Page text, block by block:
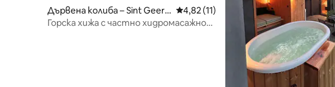
Дървена колиба – Sint Geert
ruid
Средна оценка: 4,82 от 5, 11 отзива
4,82 (11)
Горска хижа с частно хидромасажно